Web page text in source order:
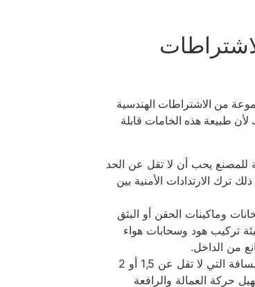
من الاشتراطات الهندسية
طبيعة هذه الخامات قابلة
يحب أن لا تقل عن الحد
ترك الارتدادات الأمنية بين
وماكينات الحقن أو البثق
تركيب هود وسحابات هواء
من الداخل.
يجب أن تقوم بترك المسافة التي لا تقل عن 1,5 أو 2
حركة العمالة والرافعة